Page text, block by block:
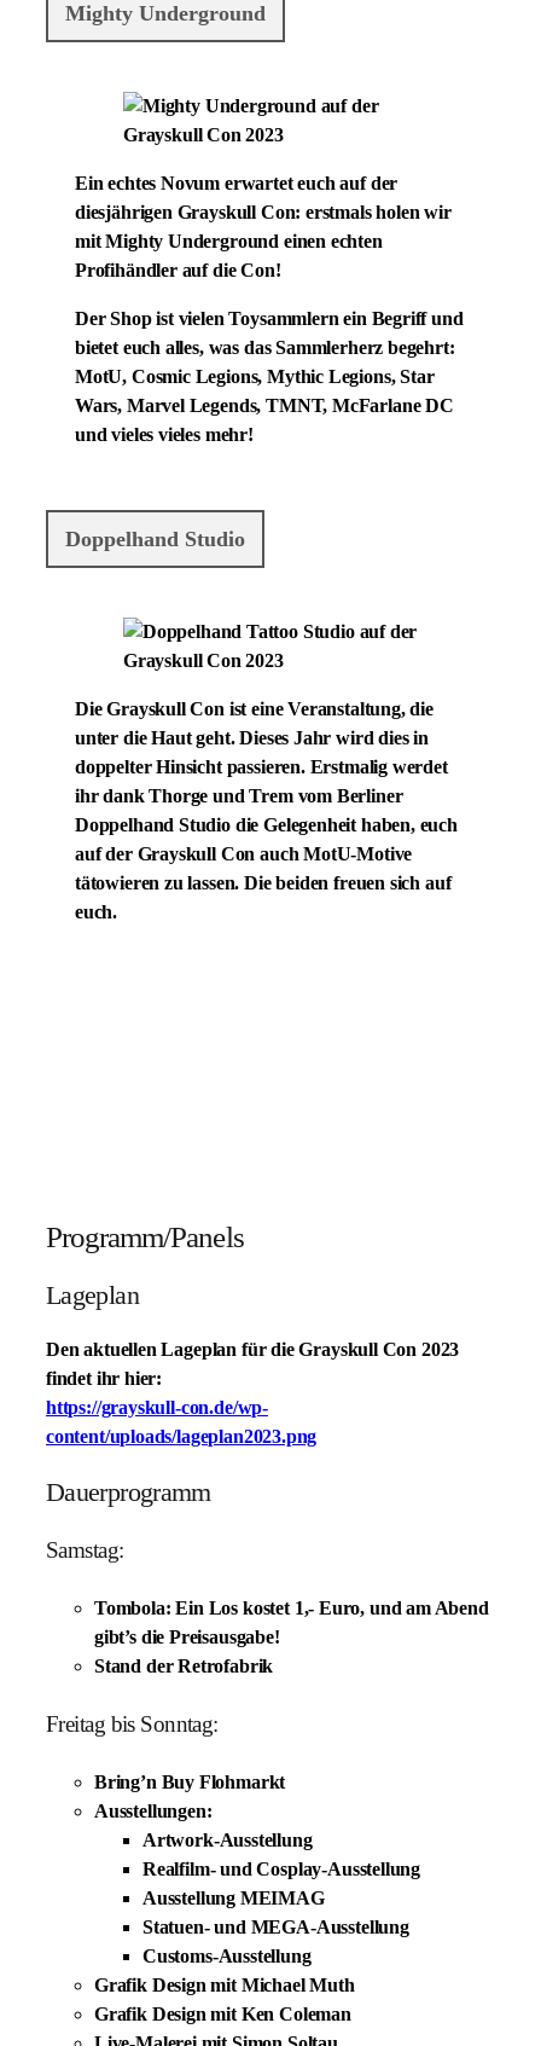
Mighty Underground
Ein echtes Novum erwartet euch auf der
diesjährigen Grayskull Con: erstmals holen wir
mit Mighty Underground einen echten
Profihändler auf die Con!
Der Shop ist vielen Toysammlern ein Begriff und
bietet euch alles, was das Sammlerherz begehrt:
MotU, Cosmic Legions, Mythic Legions, Star
Wars, Marvel Legends, TMNT, McFarlane DC
und vieles vieles mehr!
Doppelhand Studio
Die Grayskull Con ist eine Veranstaltung, die
unter die Haut geht. Dieses Jahr wird dies in
doppelter Hinsicht passieren. Erstmalig werdet
ihr dank Thorge und Trem vom Berliner
Doppelhand Studio die Gelegenheit haben, euch
auf der Grayskull Con auch MotU-Motive
tätowieren zu lassen. Die beiden freuen sich auf
euch.
Programm/Panels
Lageplan
Den aktuellen Lageplan für die Grayskull Con 2023
findet ihr hier:
https://grayskull-con.de/wp-
content/uploads/lageplan2023.png
Dauerprogramm
Samstag:
Tombola: Ein Los kostet 1,- Euro, und am Abend
gibt’s die Preisausgabe!
Stand derRetrofabrik
Freitag bis Sonntag:
Bring’n Buy Flohmarkt
Ausstellungen:
Artwork-Ausstellung
Realfilm- und Cosplay-Ausstellung
Ausstellung MEIMAG
Statuen- und MEGA-Ausstellung
Customs-Ausstellung
Grafik Design mit Michael Muth
Grafik Design mit Ken Coleman